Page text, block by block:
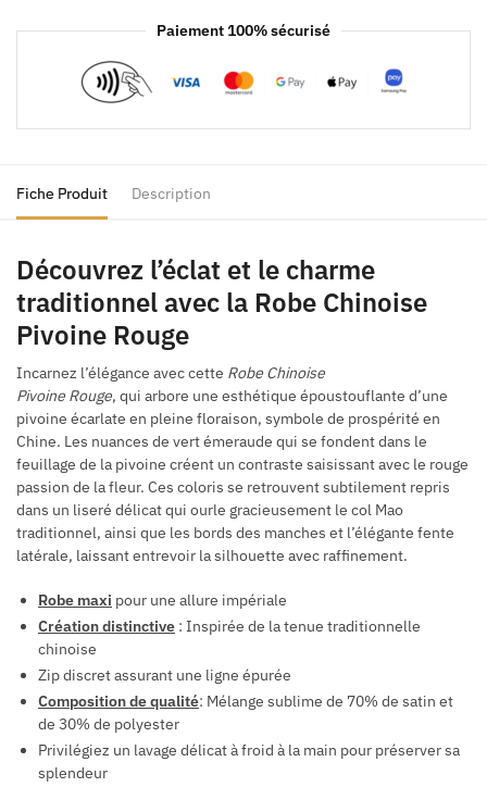
Paiement 100% sécurisé
Fiche Produit Description
Découvrez l’éclat et le charme
traditionnel avec la Robe Chinoise
Pivoine Rouge
Incarnez l’élégance avec cette Robe Chinoise
Pivoine Rouge, qui arbore une esthétique époustouflante d’une
pivoine écarlate en pleine floraison, symbole de prospérité en
Chine. Les nuances de vert émeraude qui se fondent dans le
feuillage de la pivoine créent un contraste saisissant avec le rouge
passion de la fleur. Ces coloris se retrouvent subtilement repris
dans un liseré délicat qui ourle gracieusement le col Mao
traditionnel, ainsi que les bords des manches et l’élégante fente
latérale, laissant entrevoir la silhouette avec raffinement.
Robe maxi pour une allure impériale
Création distinctive : Inspirée de la tenue traditionnelle
chinoise
Zip discret assurant une ligne épurée
Composition de qualité: Mélange sublime de 70% de satin et
de 30% de polyester
Privilégiez un lavage délicat à froid à la main pour préserver sa
splendeur